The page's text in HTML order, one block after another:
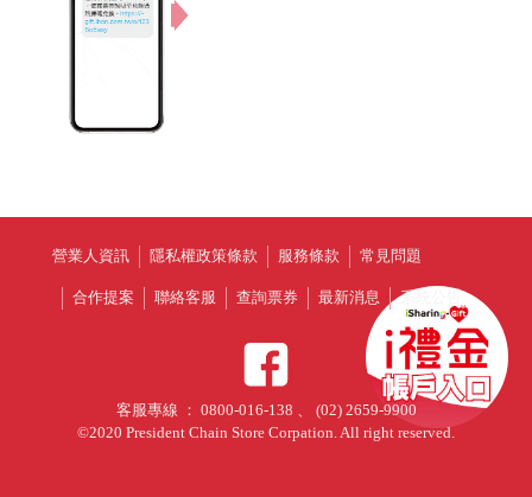
營業人資訊 隱私權政策條款 服務條款 常見問題
合作提案 聯絡客服 查詢票券 最新消息 系統公告
客服專線 ： 0800-016-138 、 (02) 2659-9900
©2020 President Chain Store Corpation. All right reserved.